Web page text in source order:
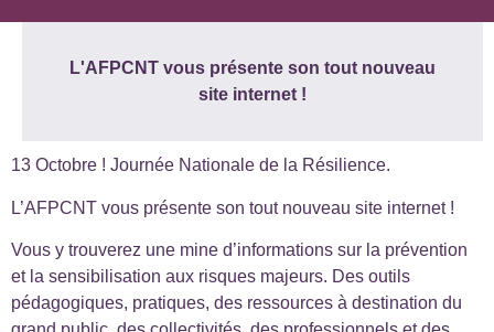
L'AFPCNT vous présente son tout nouveau
site internet !
13 Octobre ! Journée Nationale de la Résilience.
L’AFPCNT vous présente son tout nouveau site internet !
Vous y trouverez une mine d’informations sur la prévention
et la sensibilisation aux risques majeurs. Des outils
pédagogiques, pratiques, des ressources à destination du